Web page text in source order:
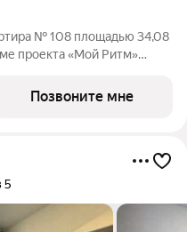
№ 108 площадью 34,08
проекта «Мой Ритм»
районов Казани, на
Позвоните мне
5